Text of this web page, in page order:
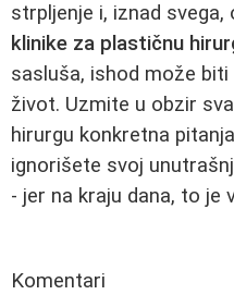
strpljenje i, iznad svega,
klinike za plastičnu
sasluša, ishod može
život. Uzmite u obzir
hirurgu konkretna
ignorišete svoj
- jer na kraju dana, to je
Komentari